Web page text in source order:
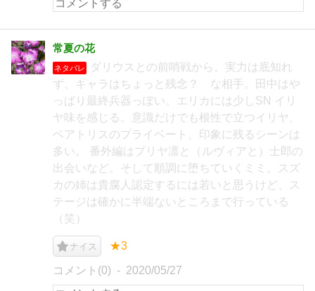
常夏の花
ネタバレ
ダリウスとの前哨戦から。実力は底知れ
ず、キャラはちょっと残念？ な相手。田中はや
っぱり最終兵器っぽい。エリカには少しSN イリ
ヤ味を感じる。意識だけでも根性で立つイリヤ、
ベアトリスのプライベート、印象に残るシーンは
多い。 番外編はプリヤ凛と（ルヴィアと）士郎の
出会いなど。そして順調に堕ちていくミミ。スズ
カの姉は貴腐人認定するには若いと思うけど、ス
テージは確かに半端ないところまで行っている
（笑）
ナイス ★3
コメント(0) 2020/05/27